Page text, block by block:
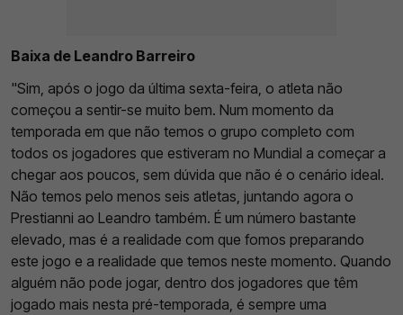
Baixa de Leandro Barreiro
"Sim, após o jogo da última sexta-feira, o atleta não
começou a sentir-se muito bem. Num momento da
temporada em que não temos o grupo completo com
todos os jogadores que estiveram no Mundial a começar a
chegar aos poucos, sem dúvida que não é o cenário ideal.
Não temos pelo menos seis atletas, juntando agora o
Prestianni ao Leandro também. É um número bastante
elevado, mas é a realidade com que fomos preparando
este jogo e a realidade que temos neste momento. Quando
alguém não pode jogar, dentro dos jogadores que têm
jogado mais nesta pré-temporada, é sempre uma